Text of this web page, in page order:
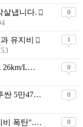
살냅니다.
0
유지비
1
"우리 아들·딸 첫 차로 딱이네"... 26km/L에 연비에 디자인까지 완벽한 '1천만 원대' 경차
0
"운전 중 계기판이 꺼진다고?" 투싼 5만4792대 무상 리콜
0
"성능기록부 보고 계약했다 수리비 폭탄"... 중고차 하자, 매매업자 의무보증으로 '전환'
0